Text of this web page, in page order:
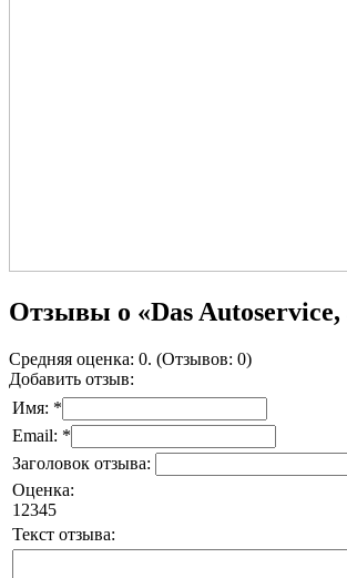
Отзывы о «Das
Средняя оценка: 0. (Отзывов: 0)
Добавить отзыв:
Имя: *
Email: *
Заголовок отзыва:
Оценка:
1 2345
Текст отзыва: